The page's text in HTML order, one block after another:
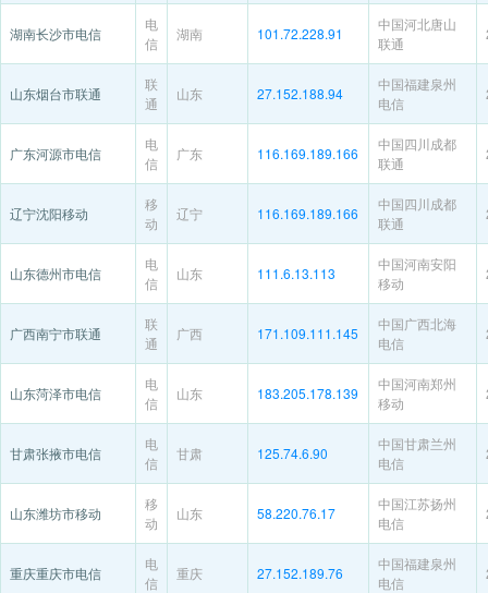
湖南长沙市电信
电
信
湖南 101.72.228.91
中国河北唐山
联通
山东烟台市联通
联
通
山东 27.152.188.94
中国福建泉州
电信
广东河源市电信
电
信
广东 116.169.189.166
中国四川成都
联通
辽宁沈阳移动
移
动
辽宁 116.169.189.166
中国四川成都
联通
山东德州市电信
电
信
山东 111.6.13.113
中国河南安阳
移动
广西南宁市联通
联
通
广西 171.109.111.145
中国广西北海
电信
山东菏泽市电信
电
信
山东 183.205.178.139
中国河南郑州
移动
甘肃张掖市电信
电
信
甘肃 125.74.6.90
中国甘肃兰州
电信
山东潍坊市移动
移
动
山东 58.220.76.17
中国江苏扬州
电信
重庆重庆市电信
电
信
重庆 27.152.189.76
中国福建泉州
电信